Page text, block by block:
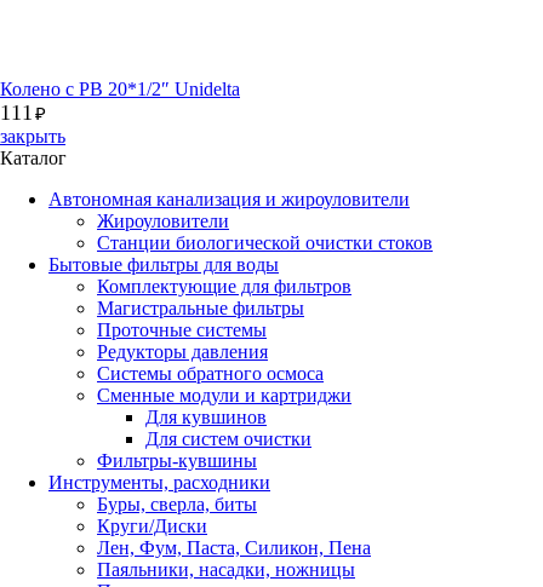
Колено с РВ 20*1/2″ Unidelta
111₽
закрыть
Каталог
Автономная канализация и жироуловители
Жироуловители
Станции биологической очистки стоков
Бытовые фильтры для воды
Комплектующие для фильтров
Магистральные фильтры
Проточные системы
Редукторы давления
Системы обратного осмоса
Сменные модули и картриджи
Для кувшинов
Для систем очистки
Фильтры-кувшины
Инструменты, расходники
Буры, сверла, биты
Круги/Диски
Лен, Фум, Паста, Силикон, Пена
Паяльники, насадки, ножницы